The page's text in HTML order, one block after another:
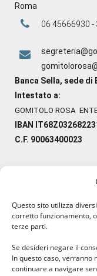
Questo sito utilizza
corretto funzionamento,
terze parti.
Se desideri negare il
In questo caso,
continuare a navigare
Roma
06 45666930 -
Banca Sella, sede di
Intestato a:
GOMITOLO ROSA
IBAN
C.F. 90063400023